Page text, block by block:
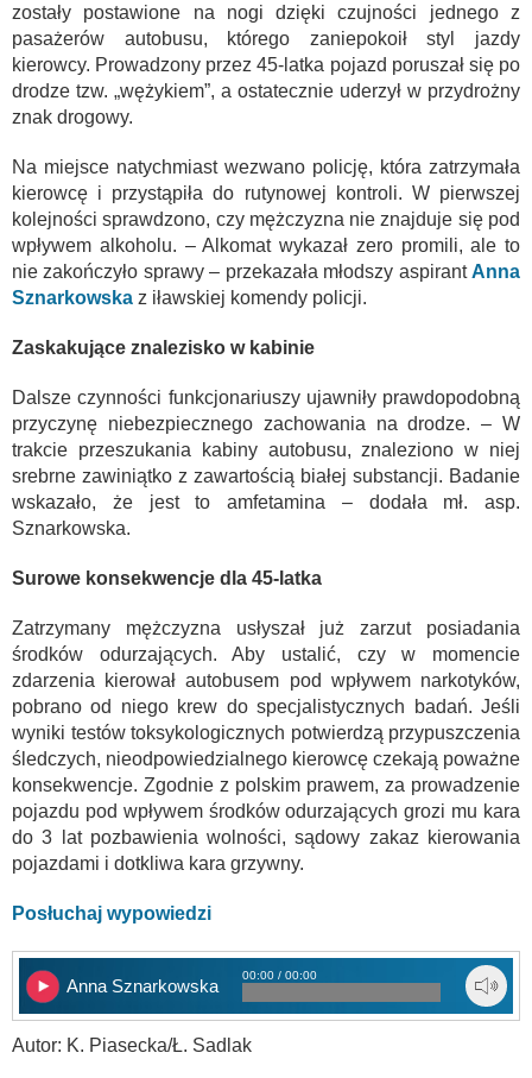
zostały postawione na nogi dzięki czujności jednego z
pasażerów autobusu, którego zaniepokoił styl jazdy
kierowcy. Prowadzony przez 45-latka pojazd poruszał się po
drodze tzw. „wężykiem”, a ostatecznie uderzył w przydrożny
znak drogowy.
Na miejsce natychmiast wezwano policję, która zatrzymała
kierowcę i przystąpiła do rutynowej kontroli. W pierwszej
kolejności sprawdzono, czy mężczyzna nie znajduje się pod
wpływem alkoholu. – Alkomat wykazał zero promili, ale to
nie zakończyło sprawy – przekazała młodszy aspirantAnna
Sznarkowska z iławskiej komendy policji.
Zaskakujące znalezisko w kabinie
Dalsze czynności funkcjonariuszy ujawniły prawdopodobną
przyczynę niebezpiecznego zachowania na drodze. – W
trakcie przeszukania kabiny autobusu, znaleziono w niej
srebrne zawiniątko z zawartością białej substancji. Badanie
wskazało, że jest to amfetamina – dodała mł. asp.
Sznarkowska.
Surowe konsekwencje dla 45-latka
Zatrzymany mężczyzna usłyszał już zarzut posiadania
środków odurzających. Aby ustalić, czy w momencie
zdarzenia kierował autobusem pod wpływem narkotyków,
pobrano od niego krew do specjalistycznych badań. Jeśli
wyniki testów toksykologicznych potwierdzą przypuszczenia
śledczych, nieodpowiedzialnego kierowcę czekają poważne
konsekwencje. Zgodnie z polskim prawem, za prowadzenie
pojazdu pod wpływem środków odurzających grozi mu kara
do 3 lat pozbawienia wolności, sądowy zakaz kierowania
pojazdami i dotkliwa kara grzywny.
Posłuchaj wypowiedzi
Anna Sznarkowska
00:00 / 00:00
Autor: K. Piasecka/Ł. Sadlak